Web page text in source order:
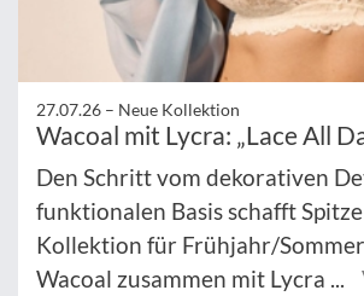
27.07.26 – Neue Kollektion
Wacoal mit Lycra: „Lace All
Den Schritt vom dekorativen
funktionalen Basis schafft
Kollektion für Frühjahr/
Wacoal zusammen mit Lycra ...